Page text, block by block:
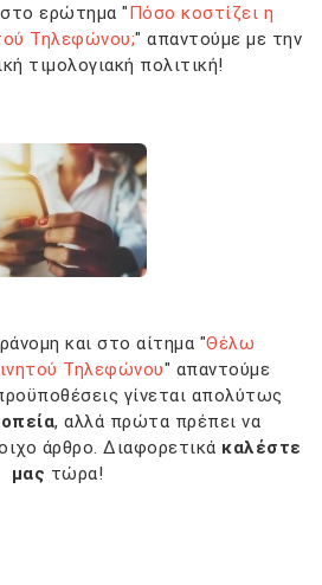
στο ερώτημα "Πόσο κοστίζει η
Τηλεφώνου;" απαντούμε με την
τιμολογιακή πολιτική!
και στο αίτημα "Θέλω
Τηλεφώνου" απαντούμε
γίνεται απολύτως
, αλλά πρώτα πρέπει να
άρθρο. Διαφορετικά καλέστε
μας τώρα!